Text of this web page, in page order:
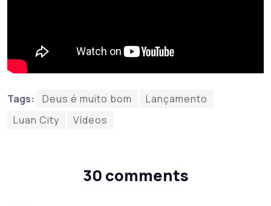
Tags: Deus é muito bom
Lançamento
Luan City
Vídeos
30 comments